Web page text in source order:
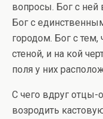
вопросы. Бог с ней
Бог с
городом. Бог с тем,
стеной, и на кой
поля у них
С чего вдруг
возродить